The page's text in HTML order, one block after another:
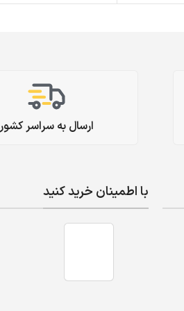
ارسال به سراسر کشور
با اطمینان خرید کنید